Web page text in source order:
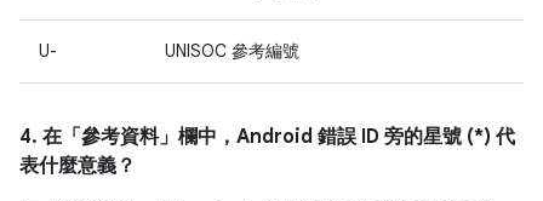
U- UNISOC 參考編號
4. 在「參考資料」 欄中，Android 錯誤 ID 旁的星號 (*) 代
表什麼意義？